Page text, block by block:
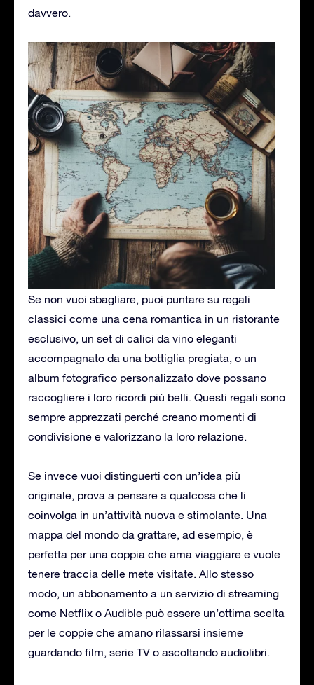
davvero.
Se non vuoi sbagliare, puoi puntare su regali
classici come una cena romantica in un ristorante
esclusivo, un set di calici da vino eleganti
accompagnato da una bottiglia pregiata, o un
album fotografico personalizzato dove possano
raccogliere i loro ricordi più belli. Questi regali sono
sempre apprezzati perché creano momenti di
condivisione e valorizzano la loro relazione.
Se invece vuoi distinguerti con un’idea più
originale, prova a pensare a qualcosa che li
coinvolga in un’attività nuova e stimolante. Una
mappa del mondo da grattare, ad esempio, è
perfetta per una coppia che ama viaggiare e vuole
tenere traccia delle mete visitate. Allo stesso
modo, un abbonamento a un servizio di streaming
come Netflix o Audible può essere un’ottima scelta
per le coppie che amano rilassarsi insieme
guardando film, serie TV o ascoltando audiolibri.